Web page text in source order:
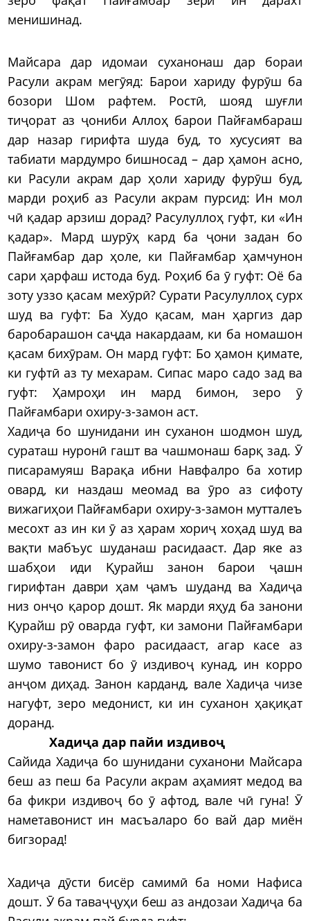
менишинад.
Майсара дар идомаи суханонаш дар бораи
Расули акрам мегӯяд: Барои хариду фурӯш ба
бозори Шом рафтем. Ростӣ, шояд шуғли
тиҷорат аз ҷониби Аллоҳ барои Пайғамбараш
дар назар гирифта шуда буд, то хусусият ва
табиати мардумро бишносад – дар ҳамон асно,
ки Расули акрам дар ҳоли хариду фурӯш буд,
марди роҳиб аз Расули акрам пурсид: Ин мол
чӣ қадар арзиш дорад? Расулуллоҳ гуфт, ки «Ин
қадар». Мард шурӯҳ кард ба ҷони задан бо
Пайғамбар дар ҳоле, ки Пайғамбар ҳамчунон
сари ҳарфаш истода буд. Роҳиб ба ӯ гуфт: Оё ба
зоту уззо қасам мехӯрӣ? Сурати Расулуллоҳ сурх
шуд ва гуфт: Ба Худо қасам, ман ҳаргиз дар
баробарашон саҷда накардаам, ки ба номашон
қасам бихӯрам. Он мард гуфт: Бо ҳамон қимате,
ки гуфтӣ аз ту мехарам. Сипас маро садо зад ва
гуфт: Ҳамроҳи ин мард бимон, зеро ӯ
Пайғамбари охиру-з-замон аст.
Хадиҷа бо шунидани ин суханон шодмон шуд,
сураташ нуронӣ гашт ва чашмонаш барқ зад. Ӯ
писарамуяш Варақа ибни Навфалро ба хотир
овард, ки наздаш меомад ва ӯро аз сифоту
вижагиҳои Пайғамбари охиру-з-замон мутталеъ
месохт аз ин ки ӯ аз ҳарам хориҷ хоҳад шуд ва
вақти мабъус шуданаш расидааст. Дар яке аз
шабҳои иди Қурайш занон барои ҷашн
гирифтан даври ҳам ҷамъ шуданд ва Хадиҷа
низ онҷо қарор дошт. Як марди яҳуд ба занони
Қурайш рӯ оварда гуфт, ки замони Пайғамбари
охиру-з-замон фаро расидааст, агар касе аз
шумо тавонист бо ӯ издивоҷ кунад, ин корро
анҷом диҳад. Занон карданд, вале Хадиҷа чизе
нагуфт, зеро медонист, ки ин суханон ҳақиқат
доранд.
Хадиҷа дар пайи издивоҷ
Сайида Хадиҷа бо шунидани суханони Майсара
беш аз пеш ба Расули акрам аҳамият медод ва
ба фикри издивоҷ бо ӯ афтод, вале чӣ гуна! Ӯ
наметавонист ин масъаларо бо вай дар миён
бигзорад!
Хадиҷа дӯсти бисёр самимӣ ба номи Нафиса
дошт. Ӯ ба таваҷҷуҳи беш аз андозаи Хадиҷа ба